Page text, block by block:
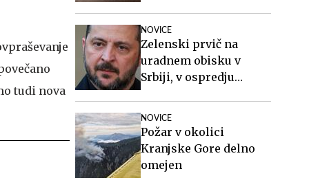
tudi nova
NOVICE
Zelenski prvič na
uradnem obisku v
Srbiji, v ospredju
prihodnost
NOVICE
Požar v okolici
Kranjske Gore delno
omejen